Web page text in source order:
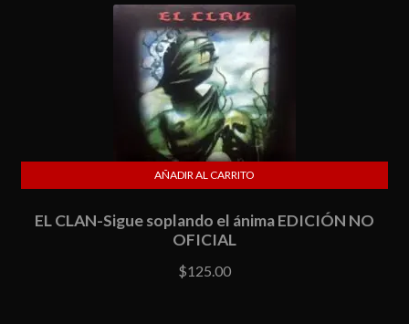
EL CLAN-Sigue soplando el ánima EDICIÓN NO
OFICIAL
$125.00
AÑADIR AL CARRITO